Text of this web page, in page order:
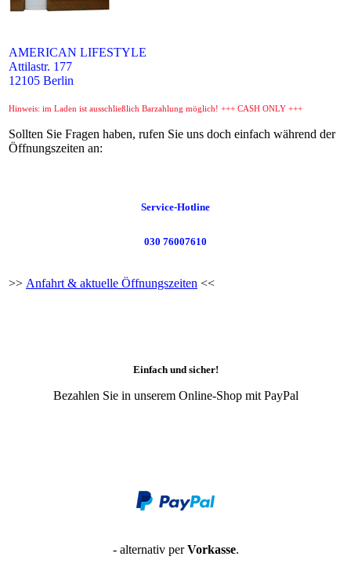
AMERICAN LIFESTYLE
Attilastr. 177
12105 Berlin
Hinweis: im Laden ist ausschließlich Barzahlung möglich! +++ CASH ONLY +++
Sollten Sie Fragen haben, rufen Sie uns doch einfach während der
Öffnungszeiten an:
Service-Hotline
030 76007610
>> Anfahrt & aktuelle Öffnungszeiten <<
Einfach und sicher!
Bezahlen Sie in unserem Online-Shop mit PayPal
- alternativ perVorkasse.